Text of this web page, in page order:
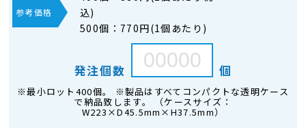
参考価格
込)
500個： 770円(1個あたり)
発注個数 個
※最小ロット400個。 ※製品はすべてコンパクトな透明ケース
で納品致します。 （ケースサイズ：
W223×D45.5mm×H37.5mm）